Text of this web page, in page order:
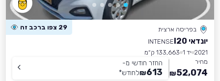
בפריסה ארצית 29 צפו ברכב זה
יונדאי I20
INTENSE
2021 יד 1
133,663 ק״מ
מחיר
52,074
₪
החזר חודשי מ-
613
₪לחודש*